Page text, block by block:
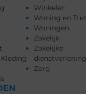
Winkelen
Woning en
Woningen
Zakelijk
Zakelijke
Zorg